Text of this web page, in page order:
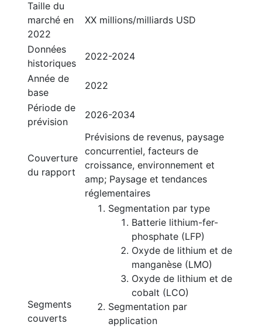
Taille du
marché en
2022
XX millions/milliards USD
Données
historiques
2022-2024
Année de
base
2022
Période de
prévision
2026-2034
Couverture
du rapport
Prévisions de revenus, paysage
concurrentiel, facteurs de
croissance, environnement et
amp; Paysage et tendances
réglementaires
Segments
couverts
Segmentation par type
Batterie lithium-fer-
phosphate (LFP)
Oxyde de lithium et de
manganèse (LMO)
Oxyde de lithium et de
cobalt (LCO)
Segmentation par
application